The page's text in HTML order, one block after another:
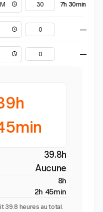
7h 30min
—
—
39.8h
Aucune
8h
2h 45min
39.8 heures au total.